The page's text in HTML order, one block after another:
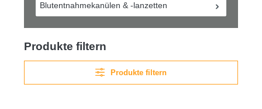
Blutentnahmekanülen & -lanzetten
Produkte filtern
Produkte filtern